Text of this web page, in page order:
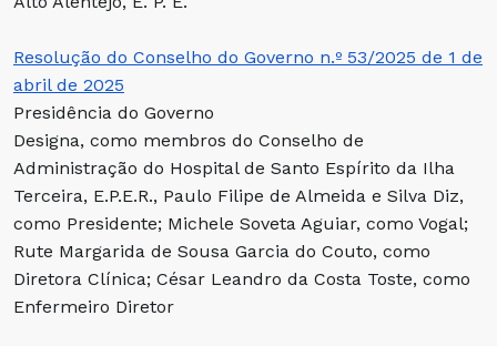
Resolução do Conselho do Governo n.º 53/2025 de 1 de
abril de 2025
Presidência do Governo
Designa, como membros do Conselho de
Administração do Hospital de Santo Espírito da Ilha
Terceira, E.P.E.R., Paulo Filipe de Almeida e Silva Diz,
como Presidente; Michele Soveta Aguiar, como Vogal;
Rute Margarida de Sousa Garcia do Couto, como
Diretora Clínica; César Leandro da Costa Toste, como
Enfermeiro Diretor